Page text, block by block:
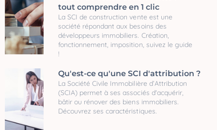
tout comprendre en 1 clic
La SCI de construction vente est une
société répondant aux besoins des
développeurs immobiliers. Création,
fonctionnement, imposition, suivez le guide
!
Qu'est-ce qu'une SCI d'attribution ?
La Société Civile Immobilière d’Attribution
(SCIA) permet à ses associés d'acquérir,
bâtir ou rénover des biens immobiliers.
Découvrez ses caractéristiques.